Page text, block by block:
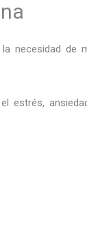
necesidad de